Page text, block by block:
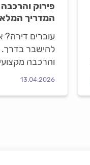
פירוק
המדריך
עוברים
להישבר בדרך.
והרכבה
ומקררים, כולל
13.04.2026